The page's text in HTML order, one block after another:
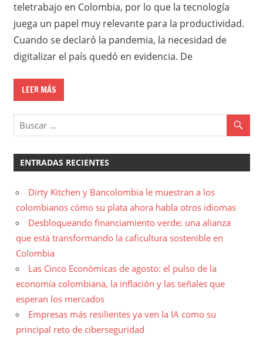
teletrabajo en Colombia, por lo que la tecnología
juega un papel muy relevante para la productividad.
Cuando se declaró la pandemia, la necesidad de
digitalizar el país quedó en evidencia. De
LEER MÁS
ENTRADAS RECIENTES
Dirty Kitchen y Bancolombia le muestran a los
colombianos cómo su plata ahora habla otros idiomas
Desbloqueando financiamiento verde: una alianza
que está transformando la caficultura sostenible en
Colombia
Las Cinco Económicas de agosto: el pulso de la
economía colombiana, la inflación y las señales que
esperan los mercados
Empresas más resilientes ya ven la IA como su
principal reto de ciberseguridad